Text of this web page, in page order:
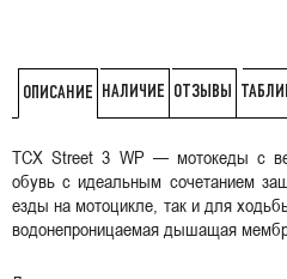
ОПИСАНИЕ НАЛИЧИЕ ОТЗЫВЫ
TCX Street 3 WP — мотокеды с
обувь с идеальным сочетанием
езды на мотоцикле, так и для
водонепроницаемая дышащая